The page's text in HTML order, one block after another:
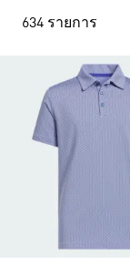
634 รายการ